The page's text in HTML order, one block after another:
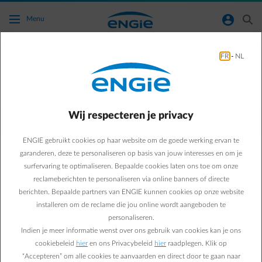
Ga naar de hoofdinhoud
Menu normal-account-circle search
Ik heb net zonnepanelen gekocht en heb het
injectietarief, hoe zal de facturatie gebeuren?
arrow-left Terug naar contactpagina
Zodra je zonnepanelen geplaatst zijn, worden je meterstanden
opgenomenen zal de distributienetbeheerder ons in de komende
weken verwittigen.
Op je eerstvolgende jaarfactuur zal je twee periodes terugvinden:
• Een periode voor je nieuwe digitale teller met het injectietarief
FR - NL
Wij respecteren je privacy
ENGIE gebruikt cookies op haar website om de goede werking ervan te
garanderen, deze te personaliseren op basis van jouw interesses en om je
surfervaring te optimaliseren. Bepaalde cookies laten ons toe om onze
reclameberichten te personaliseren via online banners of directe
berichten. Bepaalde partners van ENGIE kunnen cookies op onze website
installeren om de reclame die jou online wordt aangeboden te
personaliseren.
Indien je meer informatie wenst over ons gebruik van cookies kan je ons
cookiebeleid hier en ons Privacybeleid hier raadplegen. Klik op
“Accepteren” om alle cookies te aanvaarden en direct door te gaan naar